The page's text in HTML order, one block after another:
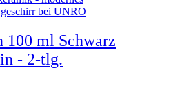
100 ml Schwarz
- 2-tlg.